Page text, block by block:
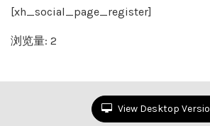
[xh_social_page_register]
浏览量: 2
View Desktop